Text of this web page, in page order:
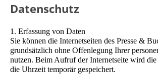
Datenschutz
1. Erfassung von Daten
Sie können die Internetseiten des Presse &
grundsätzlich ohne Offenlegung Ihrer
nutzen. Beim Aufruf der Internetseite wird die
die Uhrzeit temporär gespeichert.